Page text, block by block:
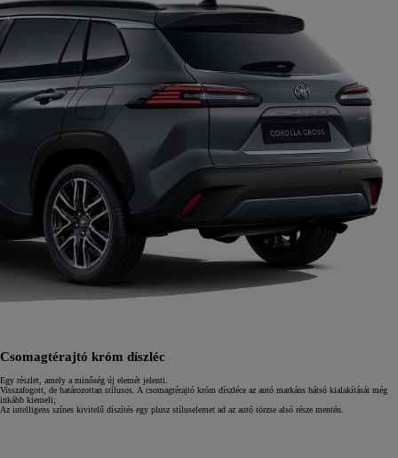
Csomagtérajtó króm díszléc
Egy részlet, amely a minőség új elemét jelenti.
Visszafogott, de határozottan stílusos. A csomagtérajtó króm díszléce az autó markáns hátsó kialakítását még
inkább kiemeli;
Az intelligens színes kivitelű díszítés egy plusz stíluselemet ad az autó törzse alsó része mentén.